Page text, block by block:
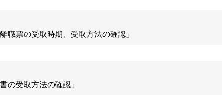
職票の受取時期、受取方法の確認」
の受取方法の確認」